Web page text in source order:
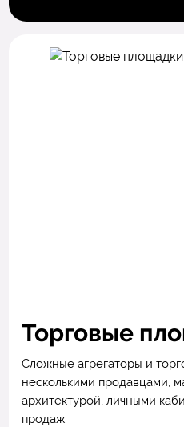
Торговые
Сложные агрегаторы и
несколькими продавцами,
архитектурой, личными
продаж.